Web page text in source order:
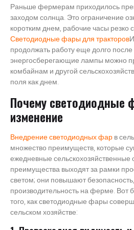
Раньше фермерам приходилось
заходом солнца. Это ограничение
коротким днем, рабочие часы резко
Светодиодные фары для тракторов
продолжать работу еще долго
энергосберегающие лампы можно
комбайнам и другой
поля как днем.
Почему светодиодные
изменение
Внедрение светодиодных фарв
множество преимуществ, которые
ежедневные сельскохозяйственные
преимущества выходят за рамки
светом; они повышают
производительность на ферме. Вот
того, как светодиодные фары
сельском хозяйстве: